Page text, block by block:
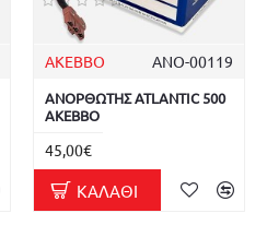
AKEBBO ΑΝΟ-00119
ΑΝΟΡΘΩΤΗΣ ATLANTIC 500
AKEBBO
45,00€
ΚΑΛΆΘΙ